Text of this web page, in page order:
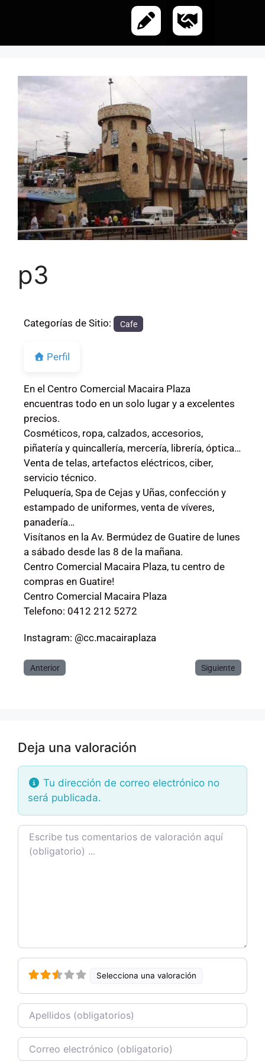
p3
Categorías de Sitio: Cafe
Perfil
En el Centro Comercial Macaira Plaza
encuentras todo en un solo lugar y a excelentes
precios.
Cosméticos, ropa, calzados, accesorios,
piñatería y quincallería, mercería, librería, óptica…
Venta de telas, artefactos eléctricos, ciber,
servicio técnico.
Peluquería, Spa de Cejas y Uñas, confección y
estampado de uniformes, venta de víveres,
panadería…
Visítanos en la Av. Bermúdez de Guatire de lunes
a sábado desde las 8 de la mañana.
Centro Comercial Macaira Plaza, tu centro de
compras en Guatire!
Centro Comercial Macaira Plaza
Telefono: 0412 212 5272
Instagram: @cc.macairaplaza
Anterior Siguiente
Deja una valoración
Tu dirección de correo electrónico no
será publicada.
Texto de la reseña
Selecciona una valoración
Nombre
Correo electrónico